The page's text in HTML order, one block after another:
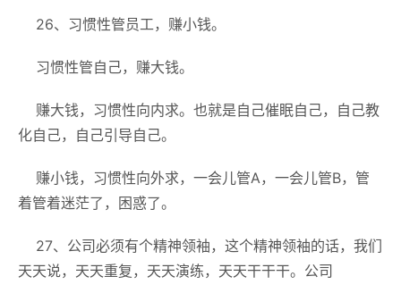
26、习惯性管员工，赚小钱。
习惯性管自己，赚大钱。
赚大钱，习惯性向内求。也就是自己催眠自己，自己教
化自己，自己引导自己。
赚小钱，习惯性向外求，一会儿管A，一会儿管B，管
着管着迷茫了，困惑了。
27、公司必须有个精神领袖，这个精神领袖的话，我们
天天说，天天重复，天天演练，天天干干干。公司